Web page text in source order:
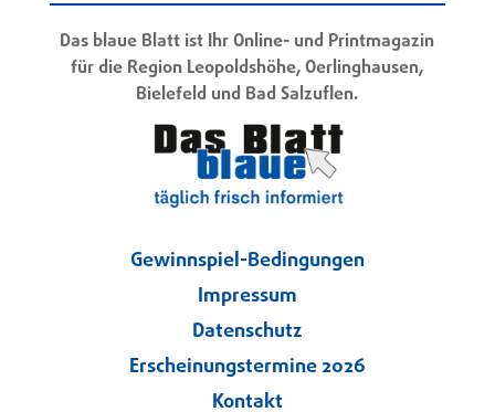
Das blaue Blatt ist Ihr Online- und Printmagazin
für die Region Leopoldshöhe, Oerlinghausen,
Bielefeld und Bad Salzuflen.
Gewinnspiel-Bedingungen
Impressum
Datenschutz
Erscheinungstermine 2026
Kontakt